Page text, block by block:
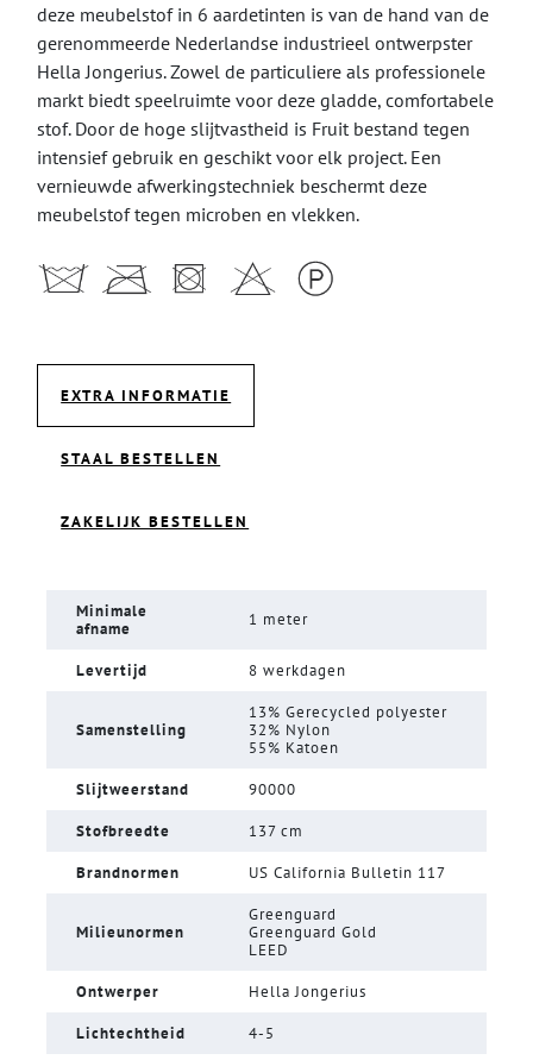
deze meubelstof in 6 aardetinten is van de hand van de
gerenommeerde Nederlandse industrieel ontwerpster
Hella Jongerius. Zowel de particuliere als professionele
markt biedt speelruimte voor deze gladde, comfortabele
stof. Door de hoge slijtvastheid is Fruit bestand tegen
intensief gebruik en geschikt voor elk project. Een
vernieuwde afwerkingstechniek beschermt deze
meubelstof tegen microben en vlekken.
EXTRA INFORMATIE
STAAL BESTELLEN
ZAKELIJK BESTELLEN
Minimale
afname
1 meter
Levertijd 8 werkdagen
Samenstelling
13% Gerecycled polyester
32% Nylon
55% Katoen
Slijtweerstand 90000
Stofbreedte 137 cm
Brandnormen US California Bulletin 117
Milieunormen
Greenguard
Greenguard Gold
LEED
Ontwerper Hella Jongerius
Lichtechtheid 4-5